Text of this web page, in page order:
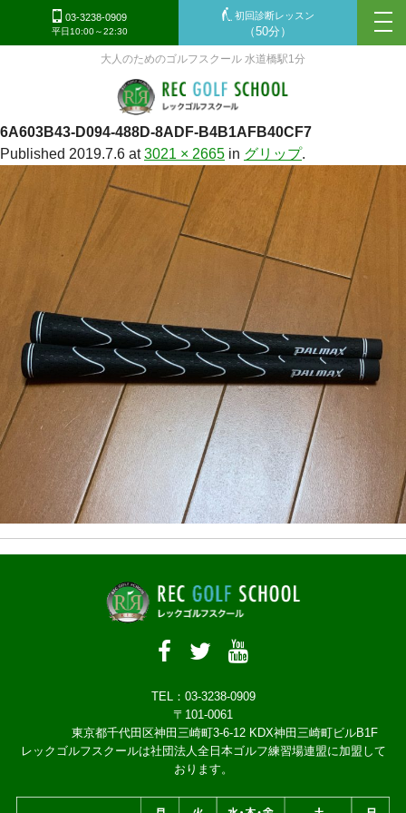
大人のためのゴルフスクール 水道橋駅1分
03-3238-0909
平日10:00～22:30
初回診断レッスン
（50分）
6A603B43-D094-488D-8ADF-B4B1AFB40CF7
Published 2019.7.6 at3021 × 2665 in グリップ.
TEL：03-3238-0909
〒101-0061
東京都千代田区神田三崎町3-6-12 KDX神田三崎町ビルB1F
レックゴルフスクールは社団法人全日本ゴルフ練習場連盟に加盟して
おります。